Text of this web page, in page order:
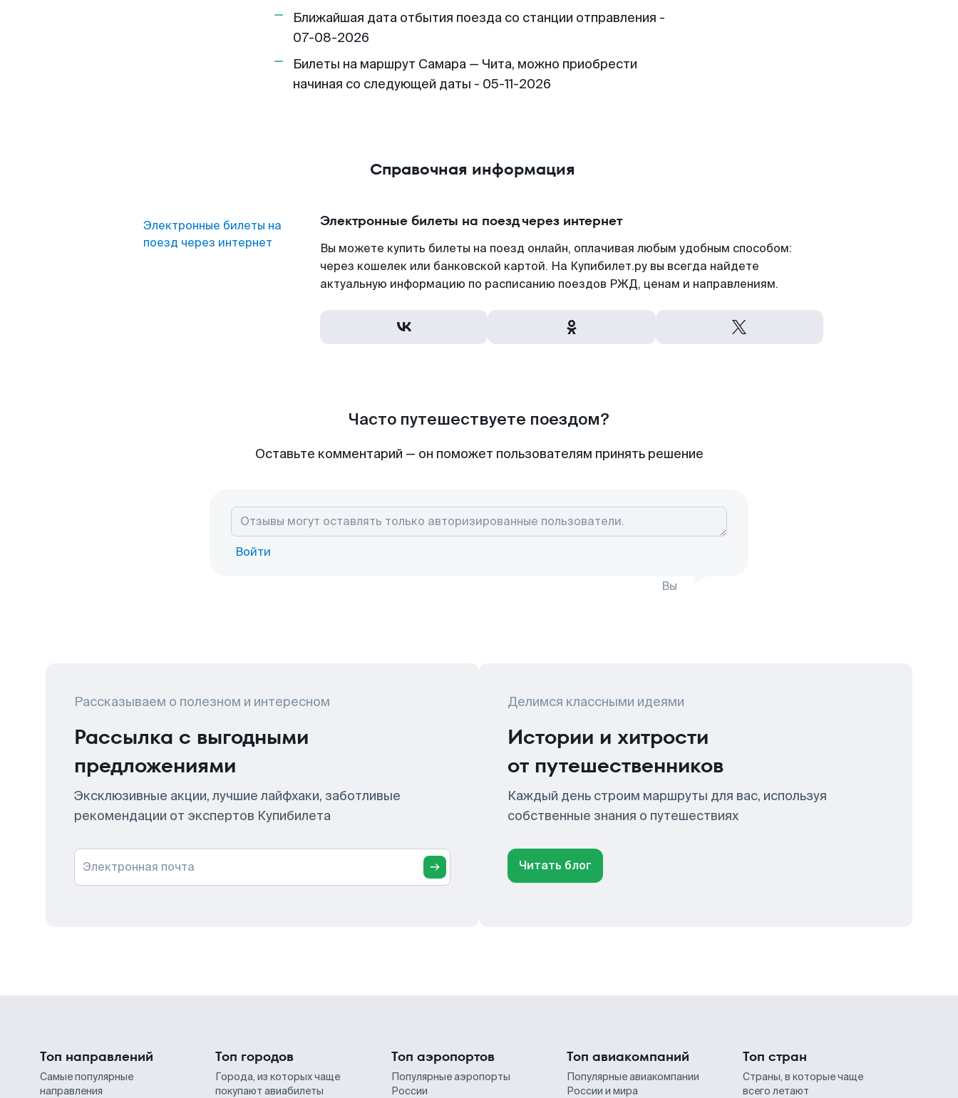
Ближайшая дата отбытия поезда со станции отправления -
07-08-2026
Билеты на маршрут Самара — Чита, можно приобрести
начиная со следующей даты - 05-11-2026
Справочная информация
Электронные билеты на
поезд через интернет
Электронные билеты на поезд через интернет
Вы можете купить билеты на поезд онлайн, оплачивая любым удобным способом:
через кошелек или банковской картой. На Купибилет.ру вы всегда найдете
актуальную информацию по расписанию поездов РЖД, ценам и направлениям.
Часто путешествуете поездом?
Оставьте комментарий — он поможет пользователям принять решение
Войти
Вы
Рассказываем о полезном и интересном
Рассылка с выгодными
предложениями
Эксклюзивные акции, лучшие лайфхаки, заботливые
рекомендации от экспертов Купибилета
Электронная почта
Делимся классными идеями
Истории и хитрости
от путешественников
Каждый день строим маршруты для вас, используя
собственные знания о путешествиях
Читать блог
Топ направлений
Самые популярные
направления
Топ городов
Города, из которых чаще
покупают авиабилеты
Топ аэропортов
Популярные аэропорты
России
Топ авиакомпаний
Популярные авиакомпании
России и мира
Топ стран
Страны, в которые чаще
всего летают